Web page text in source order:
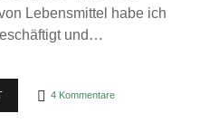
Lebensmittel habe ich
und…
WAS
4 Kommentare